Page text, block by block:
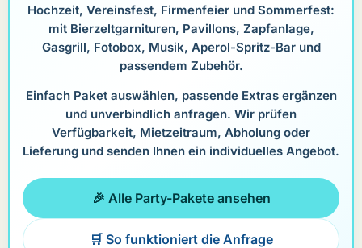
Hochzeit, Vereinsfest, Firmenfeier und Sommerfest:
mit Bierzeltgarnituren, Pavillons, Zapfanlage,
Gasgrill, Fotobox, Musik, Aperol-Spritz-Bar und
passendem Zubehör.
Einfach Paket auswählen, passende Extras ergänzen
und unverbindlich anfragen. Wir prüfen
Verfügbarkeit, Mietzeitraum, Abholung oder
Lieferung und senden Ihnen ein individuelles Angebot.
🎉 Alle Party-Pakete ansehen
🛒 So funktioniert die Anfrage